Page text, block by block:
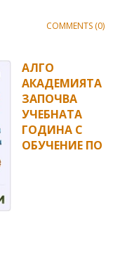
COMMENTS (0)
АЛГО
АКАДЕМИЯТА
ЗАПОЧВА
УЧЕБНАТА
ГОДИНА С
ОБУЧЕНИЕ ПО